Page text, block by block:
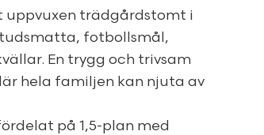
uppvuxen trädgårdstomt i
fotbollsmål,
En trygg och trivsam
hela familjen kan njuta av
på 1,5-plan med